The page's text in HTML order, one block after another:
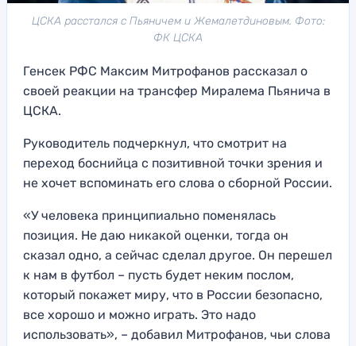
ЦСКА расстался с Пьяничем и Жемалетдиновым. Фото:
ФК ЦСКА
Генсек РФС Максим Митрофанов рассказал о
своей реакции на трансфер Миралема Пьянича в
ЦСКА.
Руководитель подчеркнул, что смотрит на
переход боснийца с позитивной точки зрения и
не хочет вспоминать его слова о сборной России.
«У человека принципиально поменялась
позиция. Не даю никакой оценки, тогда он
сказал одно, а сейчас сделал другое. Он перешел
к нам в футбол – пусть будет неким послом,
который покажет миру, что в России безопасно,
все хорошо и можно играть. Это надо
использовать», – добавил Митрофанов, чьи слова